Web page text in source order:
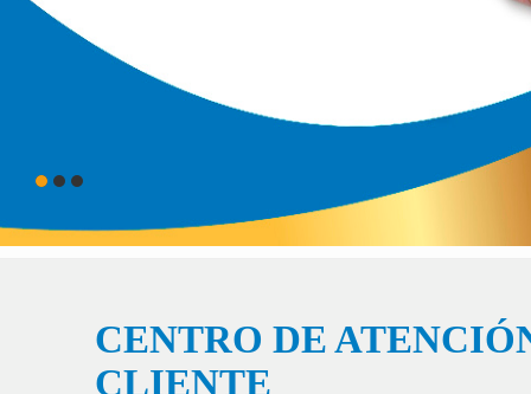
CENTRO DE
CLIENTE